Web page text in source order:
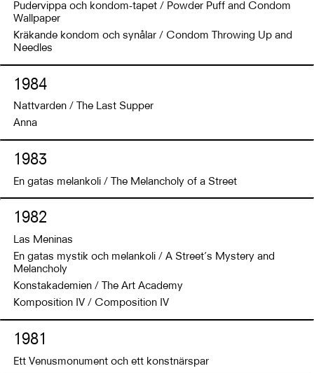
Pudervippa och kondom-tapet / Powder Puff and Condom
Wallpaper
Kräkande kondom och synålar / Condom Throwing Up and
Needles
1984
Nattvarden / The Last Supper
Anna
1983
En gatas melankoli / The Melancholy of a Street
1982
Las Meninas
En gatas mystik och melankoli / A Street’s Mystery and
Melancholy
Konstakademien / The Art Academy
Komposition IV / Composition IV
1981
Ett Venusmonument och ett konstnärspar